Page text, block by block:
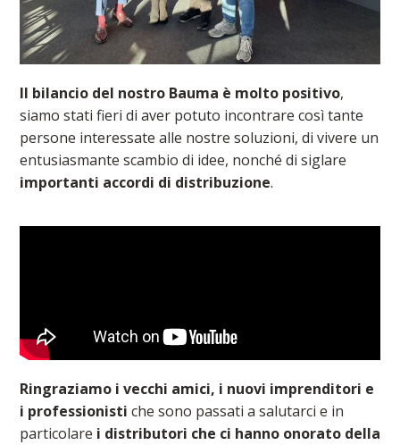
Il bilancio del nostro Bauma è molto positivo,
siamo stati fieri di aver potuto incontrare così tante
persone interessate alle nostre soluzioni, di vivere un
entusiasmante scambio di idee, nonché di siglare
importanti accordi di distribuzione.
Ringraziamo i vecchi amici, i nuovi imprenditori e
i professionisti che sono passati a salutarci e in
particolare i distributori che ci hanno onorato della